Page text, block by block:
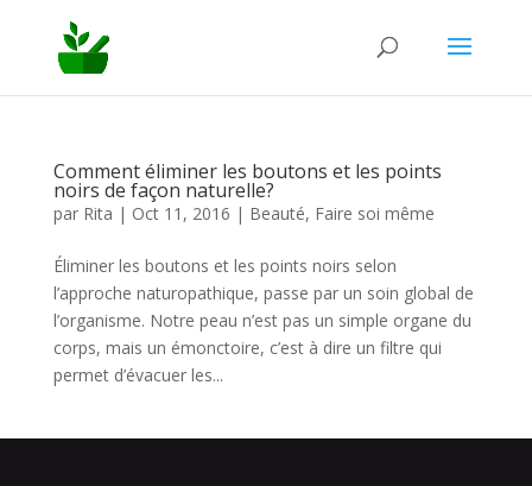
Comment éliminer les boutons et les points
noirs de façon naturelle?
par Rita | Oct 11, 2016 | Beauté, Faire soi même
Éliminer les boutons et les points noirs selon
l’approche naturopathique, passe par un soin global de
l’organisme. Notre peau n’est pas un simple organe du
corps, mais un émonctoire, c’est à dire un filtre qui
permet d’évacuer les...